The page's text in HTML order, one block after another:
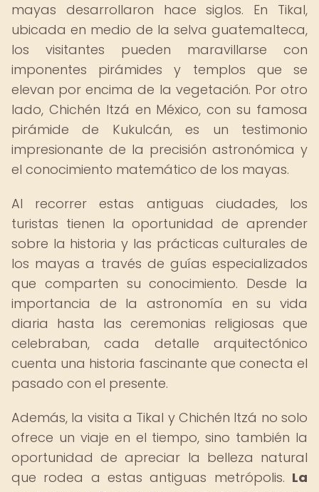
mayas desarrollaron hace siglos. En Tikal,
ubicada en medio de la selva guatemalteca,
los visitantes pueden maravillarse con
imponentes pirámides y templos que se
elevan por encima de la vegetación. Por otro
lado, Chichén Itzá en México, con su famosa
pirámide de Kukulcán, es un testimonio
impresionante de la precisión astronómica y
el conocimiento matemático de los mayas.
Al recorrer estas antiguas ciudades, los
turistas tienen la oportunidad de aprender
sobre la historia y las prácticas culturales de
los mayas a través de guías especializados
que comparten su conocimiento. Desde la
importancia de la astronomía en su vida
diaria hasta las ceremonias religiosas que
celebraban, cada detalle arquitectónico
cuenta una historia fascinante que conecta el
pasado con el presente.
Además, la visita a Tikal y Chichén Itzá no solo
ofrece un viaje en el tiempo, sino también la
oportunidad de apreciar la belleza natural
que rodea a estas antiguas metrópolis. La